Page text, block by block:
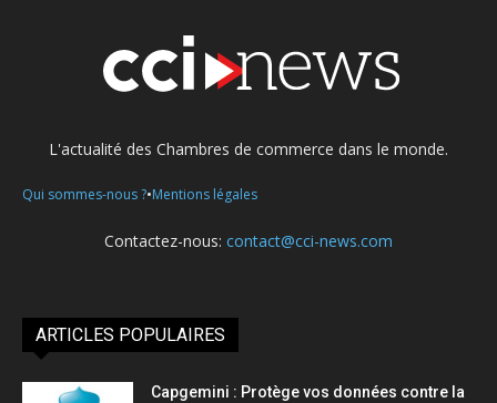
L'actualité des Chambres de commerce dans le monde.
Qui sommes-nous ?•Mentions légales
Contactez-nous: contact@cci-news.com
ARTICLES POPULAIRES
Capgemini : Protège vos données contre la